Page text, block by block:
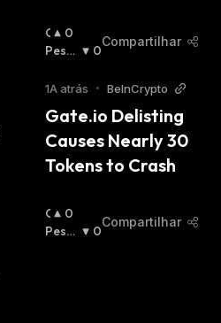
O
T
M
S
T
A
0
Pessi
:
0
Compartilhar
1A atrás • BeInCrypto
Gate.io Delisting
Causes Nearly 30
Tokens to Crash
O
T
0
Pessi
0
Compartilhar